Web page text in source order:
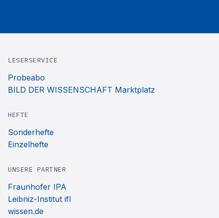
LESERSERVICE
Probeabo
BILD DER WISSENSCHAFT Marktplatz
HEFTE
Sonderhefte
Einzelhefte
UNSERE PARTNER
Fraunhofer IPA
Leibniz-Institut ifl
wissen.de